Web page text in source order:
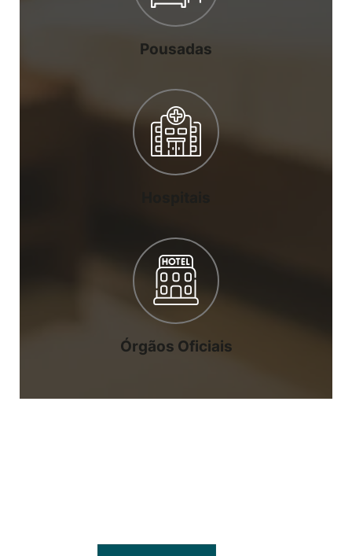
Pousadas
Órgãos Oficiais